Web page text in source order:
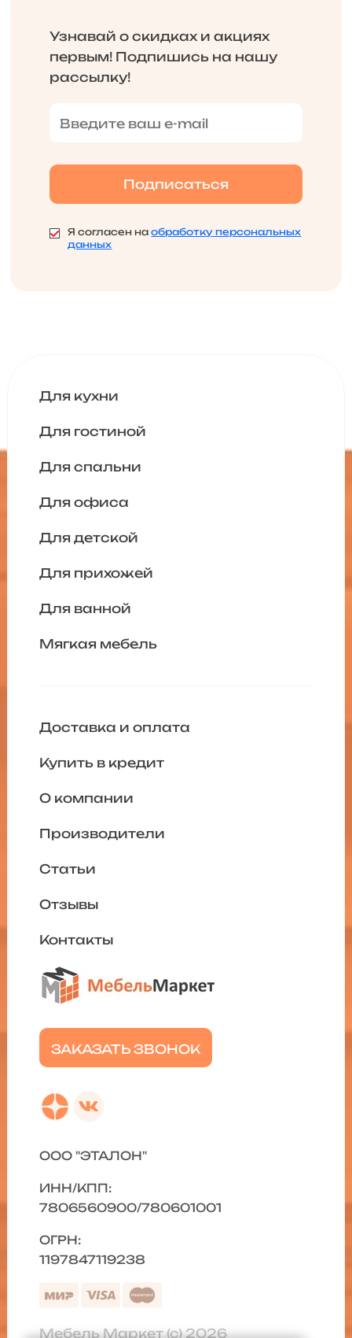
Узнавай о скидках и акциях
первым! Подпишись на нашу
рассылку!
Я согласен наобработку персональных
данных
Для кухни
Для гостиной
Для спальни
Для офиса
Для детской
Для прихожей
Для ванной
Мягкая мебель
ЗАКАЗАТЬ ЗВОНОК
Доставка и оплата
Купить в кредит
О компании
Производители
Статьи
Отзывы
Контакты
ООО "ЭТАЛОН"
ИНН/КПП:
7806560900/780601001
ОГРН:
1197847119238
Мебель Маркет (с) 2026